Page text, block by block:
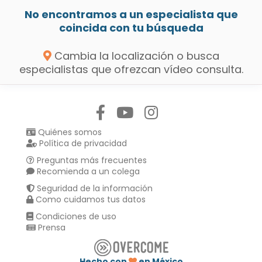
No encontramos a un especialista que
coincida con tu búsqueda
Cambia la localización o busca
especialistas que ofrezcan vídeo consulta.
Quiénes somos
Política de privacidad
Preguntas más frecuentes
Recomienda a un colega
Seguridad de la información
Como cuidamos tus datos
Condiciones de uso
Prensa